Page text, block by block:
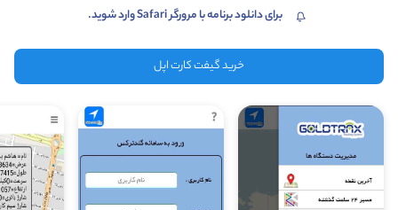
برای دانلود برنامه با مرورگر Safari وارد شوید.
خرید گیفت کارت اپل